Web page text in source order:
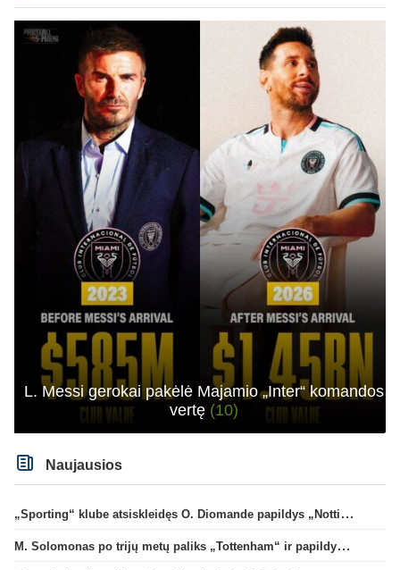
L. Messi gerokai pakėlė Majamio „Inter“ komandos
vertę (10)
Naujausios
„Sporting“ klube atsiskleidęs O. Diomande papildys „Nottingham“ gretas
M. Solomonas po trijų metų paliks „Tottenham“ ir papildys „West Ham“ klubą